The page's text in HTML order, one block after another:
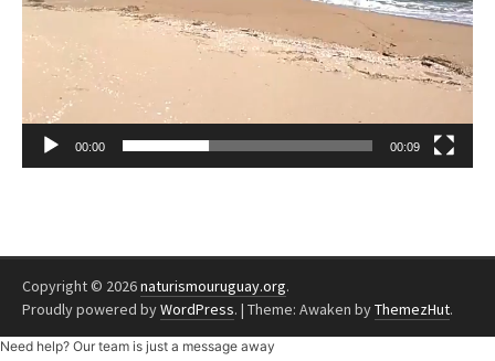
00:00 00:09
Copyright © 2026naturismouruguay.org.
Proudly powered byWordPress. | Theme: Awaken byThemezHut.
Need help? Our team is just a message away